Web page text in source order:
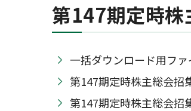
第147期定時株
一括ダウンロード用ファ
第147期定時株主総会招
第147期定時株主総会招